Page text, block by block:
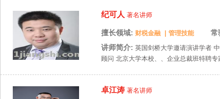
纪可人 著名讲师
擅长领域: 财税金融 管理技能
常
讲师简介: 英国剑桥大学邀请演讲学者
顾问 北京大学本校、、企业总裁班特聘
卓江涛 著名讲师